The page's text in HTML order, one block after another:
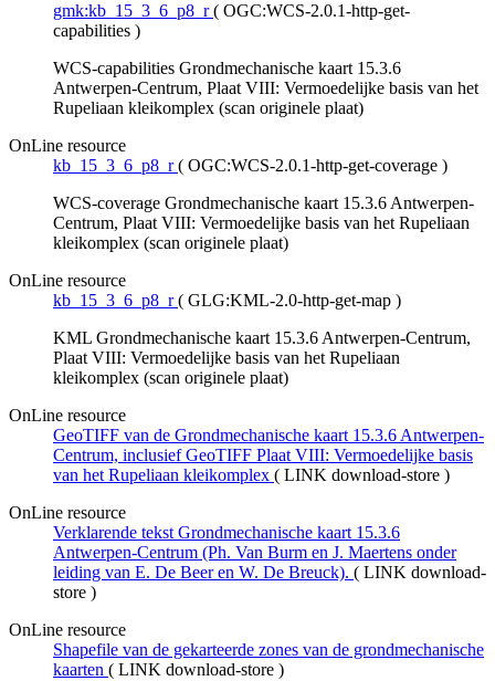
gmk:kb_15_3_6_p8_r ( OGC:WCS-2.0.1-http-get-
capabilities )
WCS-capabilities Grondmechanische kaart 15.3.6
Antwerpen-Centrum, Plaat VIII: Vermoedelijke basis van het
Rupeliaan kleikomplex (scan originele plaat)
OnLine resource
kb_15_3_6_p8_r ( OGC:WCS-2.0.1-http-get-coverage )
WCS-coverage Grondmechanische kaart 15.3.6 Antwerpen-
Centrum, Plaat VIII: Vermoedelijke basis van het Rupeliaan
kleikomplex (scan originele plaat)
OnLine resource
kb_15_3_6_p8_r ( GLG:KML-2.0-http-get-map )
KML Grondmechanische kaart 15.3.6 Antwerpen-Centrum,
Plaat VIII: Vermoedelijke basis van het Rupeliaan
kleikomplex (scan originele plaat)
OnLine resource
GeoTIFF van de Grondmechanische kaart 15.3.6 Antwerpen-
Centrum, inclusief GeoTIFF Plaat VIII: Vermoedelijke basis
van het Rupeliaan kleikomplex ( LINK download-store )
OnLine resource
Verklarende tekst Grondmechanische kaart 15.3.6
Antwerpen-Centrum (Ph. Van Burm en J. Maertens onder
leiding van E. De Beer en W. De Breuck). ( LINK download-
store )
OnLine resource
Shapefile van de gekarteerde zones van de grondmechanische
kaarten ( LINK download-store )